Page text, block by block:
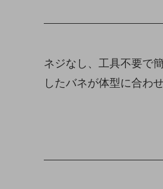
ネジなし、工具不要で
したバネが体型に合わ